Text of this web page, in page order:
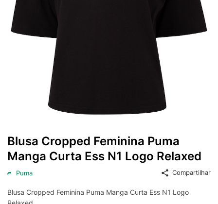
Blusa Cropped Feminina Puma
Manga Curta Ess N1 Logo Relaxed
Puma Compartilhar
Blusa Cropped Feminina Puma Manga Curta Ess N1 Logo